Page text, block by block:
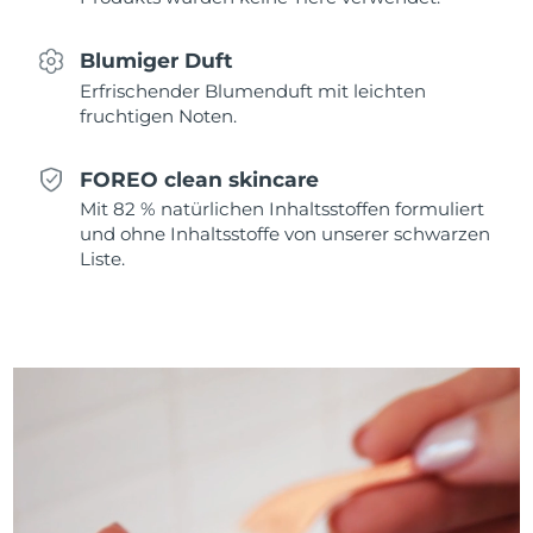
Blumiger Duft
Erfrischender Blumenduft mit leichten
fruchtigen Noten.
FOREO clean skincare
Mit 82 % natürlichen Inhaltsstoffen formuliert
und ohne Inhaltsstoffe von unserer schwarzen
Liste.
Singapur Erwartete Lieferung
Slowenien Erwartete Lieferung8/10/26
Südafrika
Spanien Erwartete Lieferung8/10/26
Erwartete Lieferung8/10/26
Erwartete Lieferung8/10/26